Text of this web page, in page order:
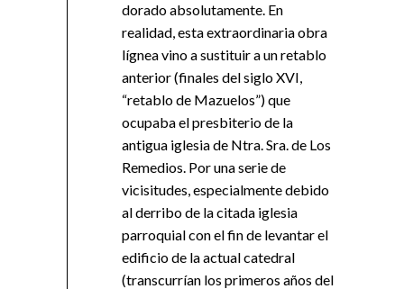
dorado absolutamente. En
realidad, esta extraordinaria obra
lígnea vino a sustituir a un retablo
anterior (finales del siglo XVI,
“retablo de Mazuelos”) que
ocupaba el presbiterio de la
antigua iglesia de Ntra. Sra. de Los
Remedios. Por una serie de
vicisitudes, especialmente debido
al derribo de la citada iglesia
parroquial con el fin de levantar el
edificio de la actual catedral
(transcurrían los primeros años del